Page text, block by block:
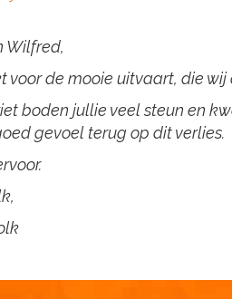
Wilfred,
voor de mooie uitvaart, die
boden jullie veel steun en
gevoel terug op dit verlies.